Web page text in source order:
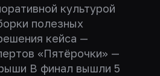
культурой
полезных
кейса —
«Пятёрочки» —
В финал вышли 5